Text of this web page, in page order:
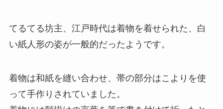
てるてる坊主、江戸時代は着物を着せられた、白
い紙人形の姿が一般的だったようです。
着物は和紙を縫い合わせ、帯の部分はこよりを使
って手作りされていました。